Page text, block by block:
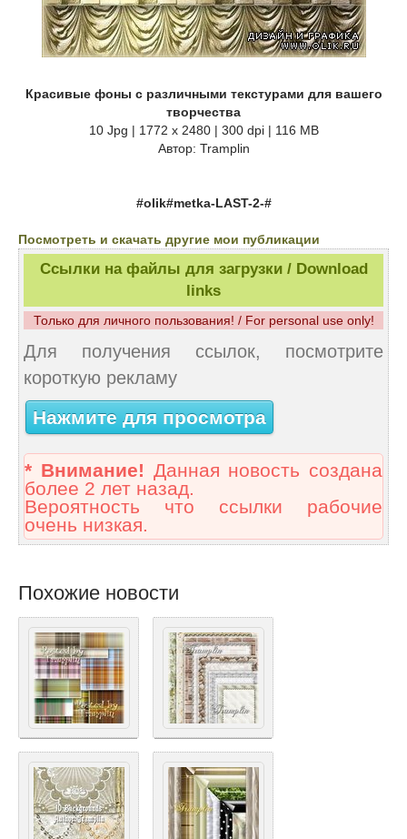
Красивые фоны с различными текстурами для вашего
творчества
10 Jpg | 1772 x 2480 | 300 dpi | 116 MB
Автор: Tramplin
#olik#metka-LAST-2-#
Посмотреть и скачать другие мои публикации
Ссылки на файлы для загрузки / Download
links
Только для личного пользования! / For personal use only!
Для получения ссылок, посмотрите
короткую рекламу
Нажмите для просмотра
* Внимание! Данная новость создана
более 2 лет назад.
Вероятность что ссылки рабочие
очень низкая.
Похожие новости